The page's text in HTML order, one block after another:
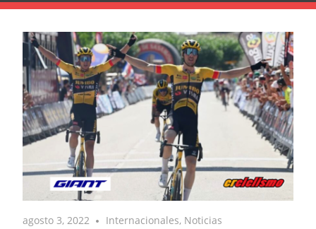
agosto 3, 2022 Internacionales, Noticias